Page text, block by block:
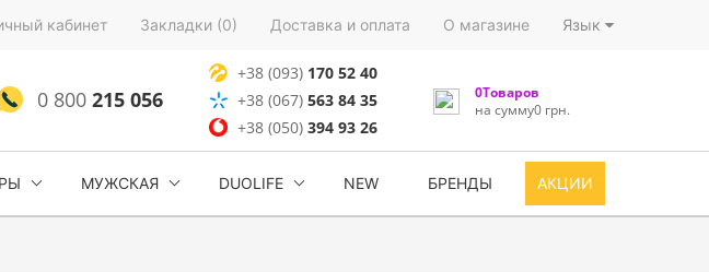
кабинет Закладки (0) Доставка и оплата О магазине Язык
0 800215 056
+38 (093) 170 52 40
+38 (067) 563 84 35
+38 (050)394 93 26
0Товаров
на сумму0 грн.
МУЖСКАЯ DUOLIFE NEW БРЕНДЫ АКЦИИ